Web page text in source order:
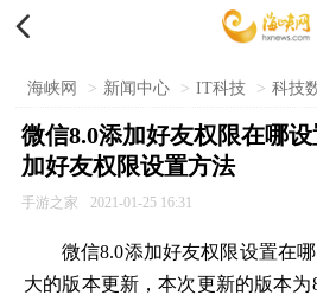

海峡网 > 新闻中心 > IT科技 > 科技
微信8.0添加好友权限在哪
加好友权限设置方法
手游之家 2021-01-25 16:31
微信8.0添加好友权限设置在
大的版本更新，本次更新的版本